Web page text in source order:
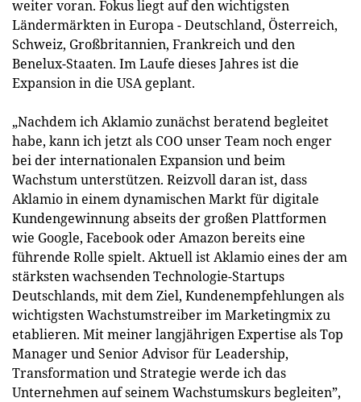
weiter voran. Fokus liegt auf den wichtigsten
Ländermärkten in Europa - Deutschland, Österreich,
Schweiz, Großbritannien, Frankreich und den
Benelux-Staaten. Im Laufe dieses Jahres ist die
Expansion in die USA geplant.
„Nachdem ich Aklamio zunächst beratend begleitet
habe, kann ich jetzt als COO unser Team noch enger
bei der internationalen Expansion und beim
Wachstum unterstützen. Reizvoll daran ist, dass
Aklamio in einem dynamischen Markt für digitale
Kundengewinnung abseits der großen Plattformen
wie Google, Facebook oder Amazon bereits eine
führende Rolle spielt. Aktuell ist Aklamio eines der am
stärksten wachsenden Technologie-Startups
Deutschlands, mit dem Ziel, Kundenempfehlungen als
wichtigsten Wachstumstreiber im Marketingmix zu
etablieren. Mit meiner langjährigen Expertise als Top
Manager und Senior Advisor für Leadership,
Transformation und Strategie werde ich das
Unternehmen auf seinem Wachstumskurs begleiten”,